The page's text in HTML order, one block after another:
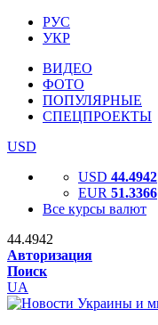
РУС
УКР
ВИДЕО
ФОТО
ПОПУЛЯРНЫЕ
СПЕЦПРОЕКТЫ
USD
USD 44.4942
EUR 51.3366
Все курсы валют
44.4942
Авторизация
Поиск
UA